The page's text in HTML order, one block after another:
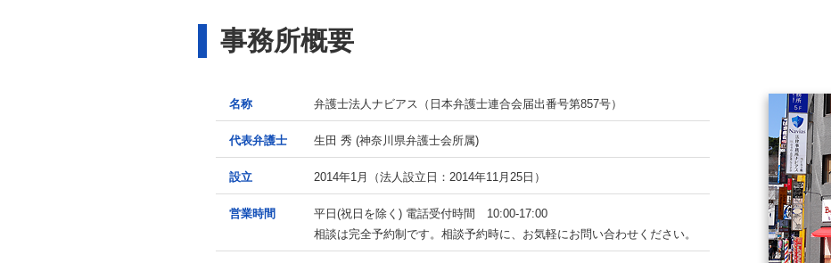
事務所概要
名称 弁護士法人ナビアス （日本弁護士連合会届出番号第857号）
代表弁護士 生田 秀 (神奈川県弁護士会所属)
設立 2014年1月 （法人設立日：2014年11月25日）
営業時間 平日(祝日を除く) 電話受付時間 10:00-17:00
相談は完全予約制です。 相談予約時に、お気軽にお問い合わせください。